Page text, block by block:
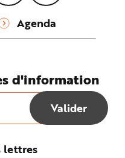
Agenda
d'information
lettres